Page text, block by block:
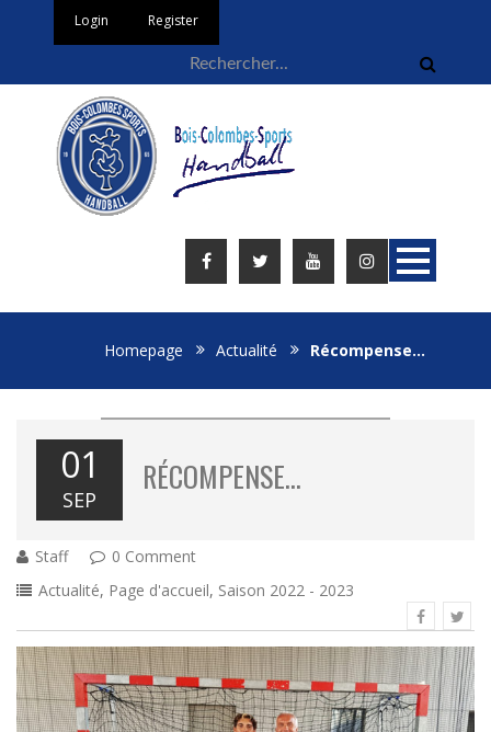
Login Register
Homepage Actualité Récompense…
01
SEP
RÉCOMPENSE…
Staff
0 Comment
Actualité, Page d'accueil, Saison 2022 - 2023